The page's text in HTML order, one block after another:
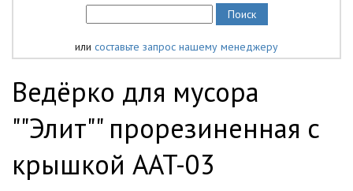
или составьте запрос нашему менеджеру
Ведёрко для мусора
""Элит"" прорезиненная с
крышкой AAT-03